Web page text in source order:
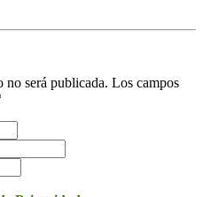
no será publicada. Los campos